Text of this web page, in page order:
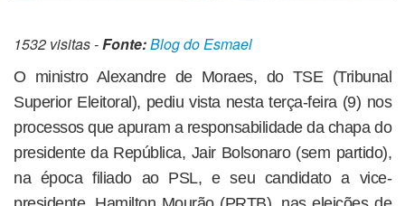
1532 visitas -Fonte:Blog do Esmael
O ministro Alexandre de Moraes, do TSE (Tribunal
Superior Eleitoral), pediu vista nesta terça-feira (9) nos
processos que apuram a responsabilidade da chapa do
presidente da República, Jair Bolsonaro (sem partido),
na época filiado ao PSL, e seu candidato a vice-